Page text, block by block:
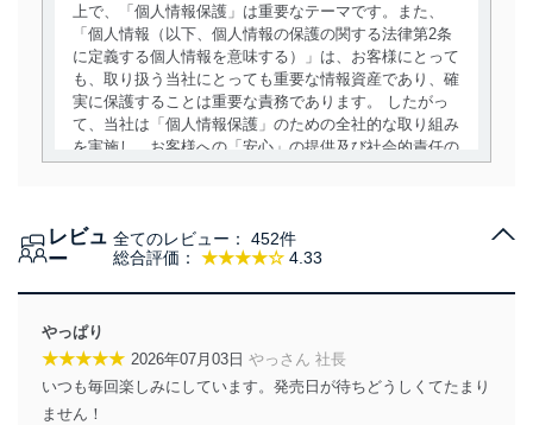
上で、「個人情報保護」は重要なテーマです。また、
「個人情報（以下、個人情報の保護の関する法律第2条
に定義する個人情報を意味する）」は、お客様にとって
も、取り扱う当社にとっても重要な情報資産であり、確
実に保護することは重要な責務であります。 したがっ
て、当社は「個人情報保護」のための全社的な取り組み
を実施し、お客様への「安心」の提供及び社会的責任の
当社は、個人情報の取得・利用・提供に際して、その利
得・利用・提供を行います。また、当社が保有している
個人情報は、同意を得ずに目的外利用、第三者への提
供・開示は行いません。当社においてはこれらの取り組
みを確実にするため、従業者等の教育を徹底してまいり
ます。また、目的外利用を行わないために、適切な管理
レビュ
ー
総合評価： ★★★★☆ 4.33
全てのレビュー： 452件
やっぱり
★★★★★ 2026年07月03日 やっさん 社長
いつも毎回楽しみにしています。発売日が待ちどうしくてたまり
ません！